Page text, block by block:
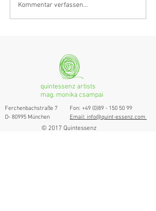
Anastasia Schmidlin:
Klarinettistin, Tonmeisterin,
Kommentar verfassen...
quintessenz artists
mag. monika csampai
Ferchenbachstraße 7
D- 80995 München
Fon: +49 (0)89 - 150 50 99
Email: info@quint-essenz.com
© 2017 Quintessenz